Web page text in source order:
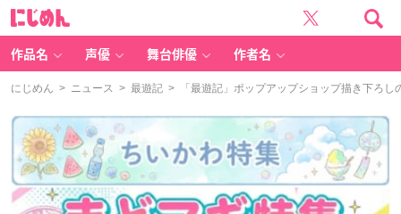
作品名 声優 舞台俳優 作者名
にじめん > ニュース > 最遊記 > 「最遊記」ポップアップショップ描き下ろし